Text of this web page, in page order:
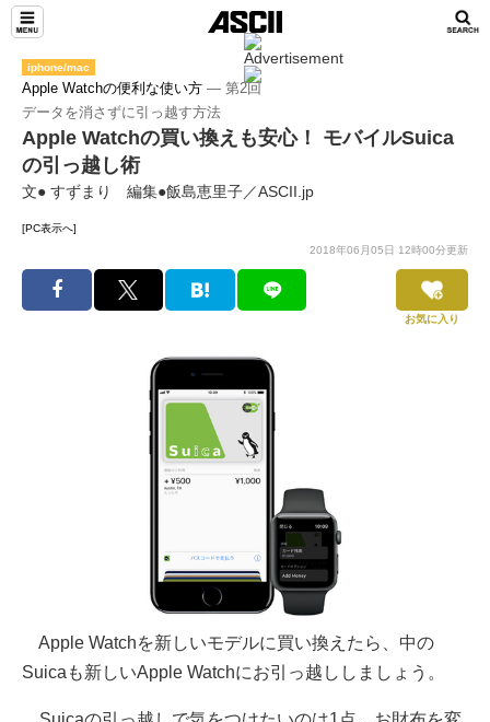
iphone/mac
Apple Watchの便利な使い方 ― 第2回
データを消さずに引っ越す方法
Apple Watchの買い換えも安心！ モバイルSuica
の引っ越し術
文● すずまり 編集●飯島恵里子／ASCII.jp
[PC表示へ]
2018年06月05日 12時00分更新
お気に入り
Apple Watchを新しいモデルに買い換えたら、中の
Suicaも新しいApple Watchにお引っ越ししましょう。